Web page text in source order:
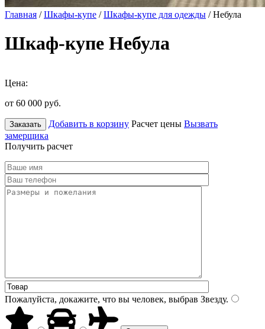
Главная /Шкафы-купе /Шкафы-купе для одежды / Небула
Шкаф-купе Небула
Цена:
от 60 000 руб.
Заказать Добавить в корзину Расчет цены Вызвать
замерщика
Получить расчет
Пожалуйста, докажите, что вы человек, выбрав Звезду.